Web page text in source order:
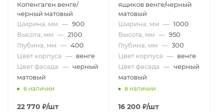
Копенгаген венге/
черный матовый
Ширина, мм — 900
Высота, мм — 2100
Глубина, мм — 400
Цвет корпуса — венге
Цвет фасада — черный
матовый
в наличии
22 770 ₽/шт
ящиков венге/черный
матовый
Ширина, мм — 1000
Высота, мм — 950
Глубина, мм — 300
Цвет корпуса — венге
Цвет фасада — черный
матовый
в наличии
16 200 ₽/шт